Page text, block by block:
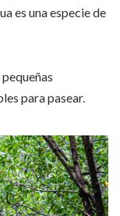
es una especie de
para pasear.